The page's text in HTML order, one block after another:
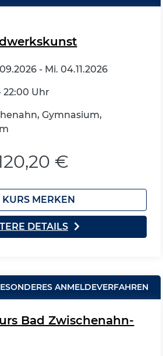
- Mi. 04.11.2026
22:00 Uhr
Gymnasium,
€
KURS MERKEN
DETAILS
ANMELDEVERFAHREN
Bad Zwischenahn-